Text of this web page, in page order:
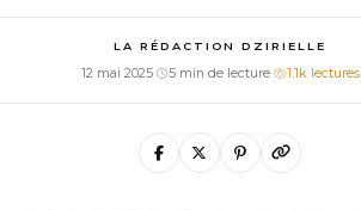
LA RÉDACTION DZIRIELLE
12 mai 2025· 5 min de lecture· 1.1k lectures